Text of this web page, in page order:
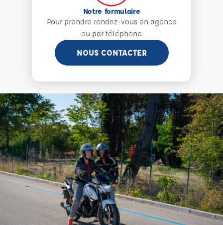
Notre formulaire
Pour prendre rendez-vous en agence
ou par téléphone
NOUS CONTACTER